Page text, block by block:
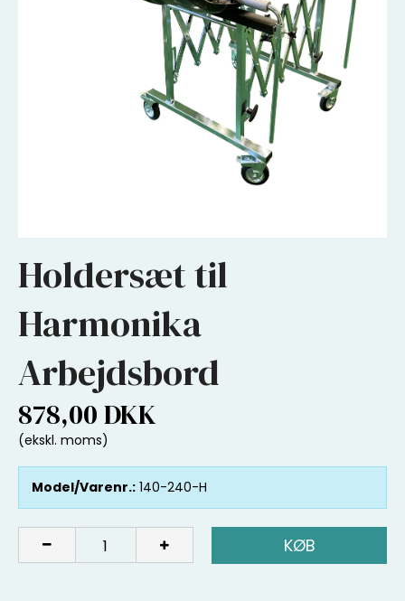
Holdersæt til
Harmonika
Arbejdsbord
878,00 DKK
(ekskl. moms)
Model/Varenr.: 140-240-H
KØB